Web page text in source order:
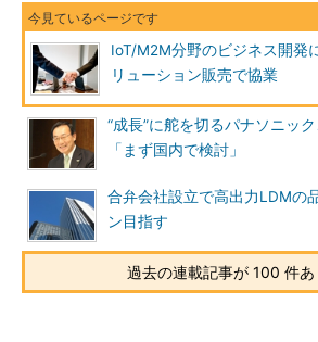
IoT/M2M分野のビジネス開発
リューション販売で協業
“成長”に舵を切るパナソニッ
「まず国内で検討」
合弁会社設立で高出力LDMの
ン目指す
過去の連載記事が 100 件あ